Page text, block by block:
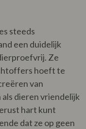
steeds
een duidelijk
Ze
hoeft te
van
dieren vriendelijk
hart kunt
dat ze op geen